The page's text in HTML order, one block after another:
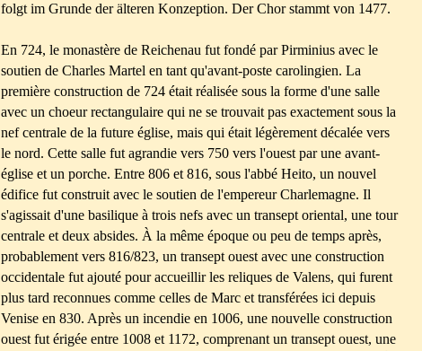
folgt im Grunde der älteren Konzeption. Der Chor stammt von 1477.
En 724, le monastère de Reichenau fut fondé par Pirminius avec le
soutien de Charles Martel en tant qu'avant-poste carolingien. La
première construction de 724 était réalisée sous la forme d'une salle
avec un choeur rectangulaire qui ne se trouvait pas exactement sous la
nef centrale de la future église, mais qui était légèrement décalée vers
le nord. Cette salle fut agrandie vers 750 vers l'ouest par une avant-
église et un porche. Entre 806 et 816, sous l'abbé Heito, un nouvel
édifice fut construit avec le soutien de l'empereur Charlemagne. Il
s'agissait d'une basilique à trois nefs avec un transept oriental, une tour
centrale et deux absides. À la même époque ou peu de temps après,
probablement vers 816/823, un transept ouest avec une construction
occidentale fut ajouté pour accueillir les reliques de Valens, qui furent
plus tard reconnues comme celles de Marc et transférées ici depuis
Venise en 830. Après un incendie en 1006, une nouvelle construction
ouest fut érigée entre 1008 et 1172, comprenant un transept ouest, une